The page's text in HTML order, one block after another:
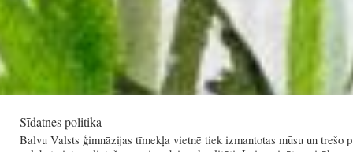
Sīdatnes politika
Balvu Valsts ģimnāzijas tīmekļa vietnē tiek izmantotas mūsu un trešo